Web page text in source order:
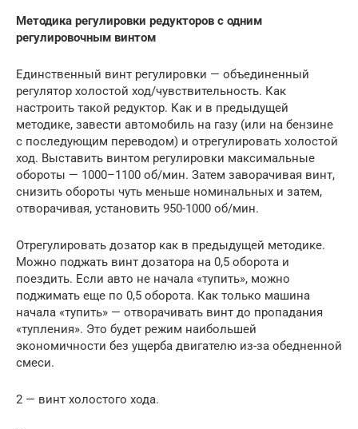
Методика регулировки редукторов с одним
регулировочным винтом
Единственный винт регулировки — объединенный
регулятор холостой ход/чувствительность. Как
настроить такой редуктор. Как и в предыдущей
методике, завести автомобиль на газу (или на бензине
с последующим переводом) и отрегулировать холостой
ход. Выставить винтом регулировки максимальные
обороты — 1000–1100 об/мин. Затем заворачивая винт,
снизить обороты чуть меньше номинальных и затем,
отворачивая, установить 950-1000 об/мин.
Отрегулировать дозатор как в предыдущей методике.
Можно поджать винт дозатора на 0,5 оборота и
поездить. Если авто не начала «тупить», можно
поджимать еще по 0,5 оборота. Как только машина
начала «тупить» — отворачивать винт до пропадания
«тупления». Это будет режим наибольшей
экономичности без ущерба двигателю из-за обедненной
смеси.
2 — винт холостого хода.